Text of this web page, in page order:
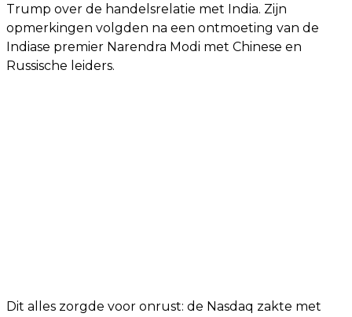
Trump over de handelsrelatie met India. Zijn
opmerkingen volgden na een ontmoeting van de
Indiase premier Narendra Modi met Chinese en
Russische leiders.
Dit alles zorgde voor onrust: de Nasdaq zakte met